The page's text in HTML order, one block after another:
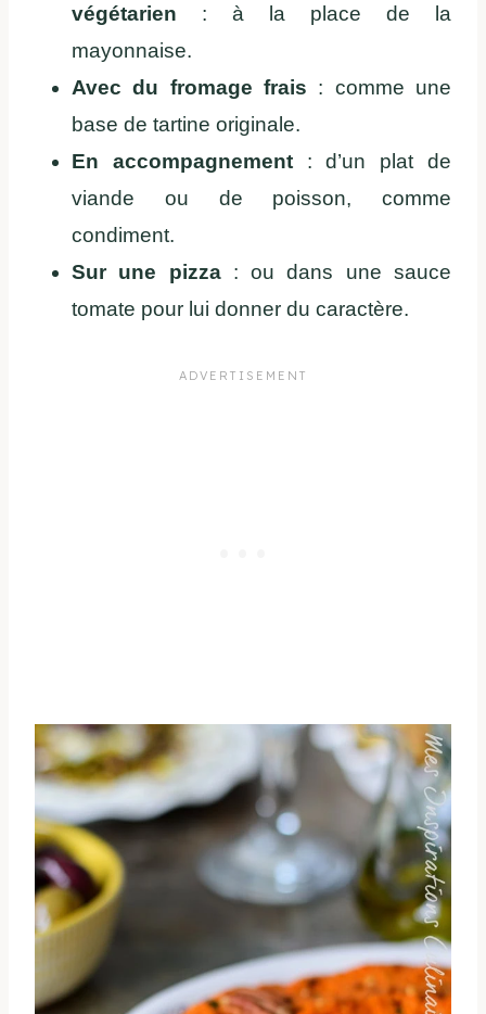
végétarien : à la place de la
mayonnaise.
Avec du fromage frais : comme une
base de tartine originale.
En accompagnement: d’un plat de
viande ou de poisson, comme
condiment.
Sur une pizza: ou dans une sauce
tomate pour lui donner du caractère.